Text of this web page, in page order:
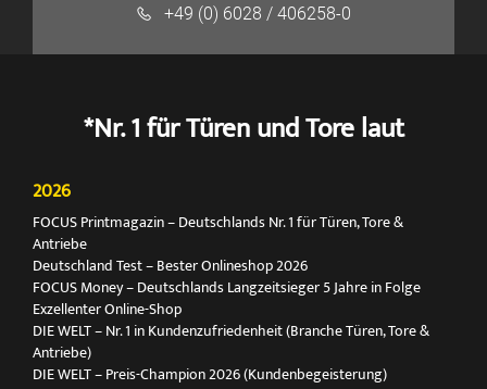
+49 (0) 6028 / 406258-0
*Nr. 1 für Türen und Tore laut
2026
FOCUS Printmagazin – Deutschlands Nr. 1 für Türen, Tore &
Antriebe
Deutschland Test – Bester Onlineshop 2026
FOCUS Money – Deutschlands Langzeitsieger 5 Jahre in Folge
Exzellenter Online-Shop
DIE WELT – Nr. 1 in Kundenzufriedenheit (Branche Türen, Tore &
Antriebe)
DIE WELT – Preis-Champion 2026 (Kundenbegeisterung)